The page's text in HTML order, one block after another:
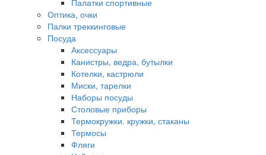
Палатки спортивные
Оптика, очки
Палки треккинговые
Посуда
Аксессуары
Канистры, ведра, бутылки
Котелки, кастрюли
Миски, тарелки
Наборы посуды
Столовые приборы
Термокружки. кружки, стаканы
Термосы
Фляги